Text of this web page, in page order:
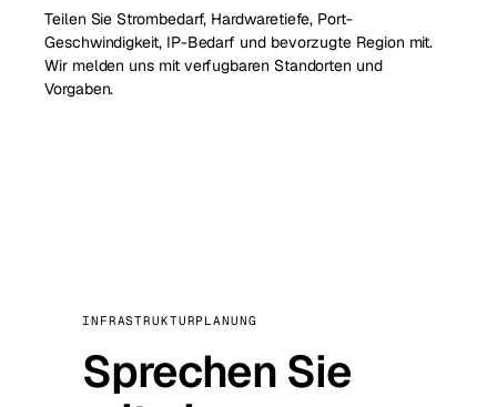
Teilen Sie Strombedarf, Hardwaretiefe, Port-
Geschwindigkeit, IP-Bedarf und bevorzugte Region mit.
Wir melden uns mit verfugbaren Standorten und
Vorgaben.
INFRASTRUKTURPLANUNG
Sprechen Sie